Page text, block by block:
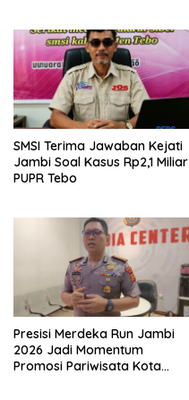
SMSI Terima Jawaban Kejati
Jambi Soal Kasus Rp2,1 Miliar
PUPR Tebo
Presisi Merdeka Run Jambi
2026 Jadi Momentum
Promosi Pariwisata Kota